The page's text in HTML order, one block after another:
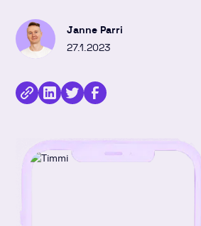
Janne Parri
27.1.2023
KopioiJaa
Linkedinissä
Jaa
Twitterissä
Jaa
Facebookissa